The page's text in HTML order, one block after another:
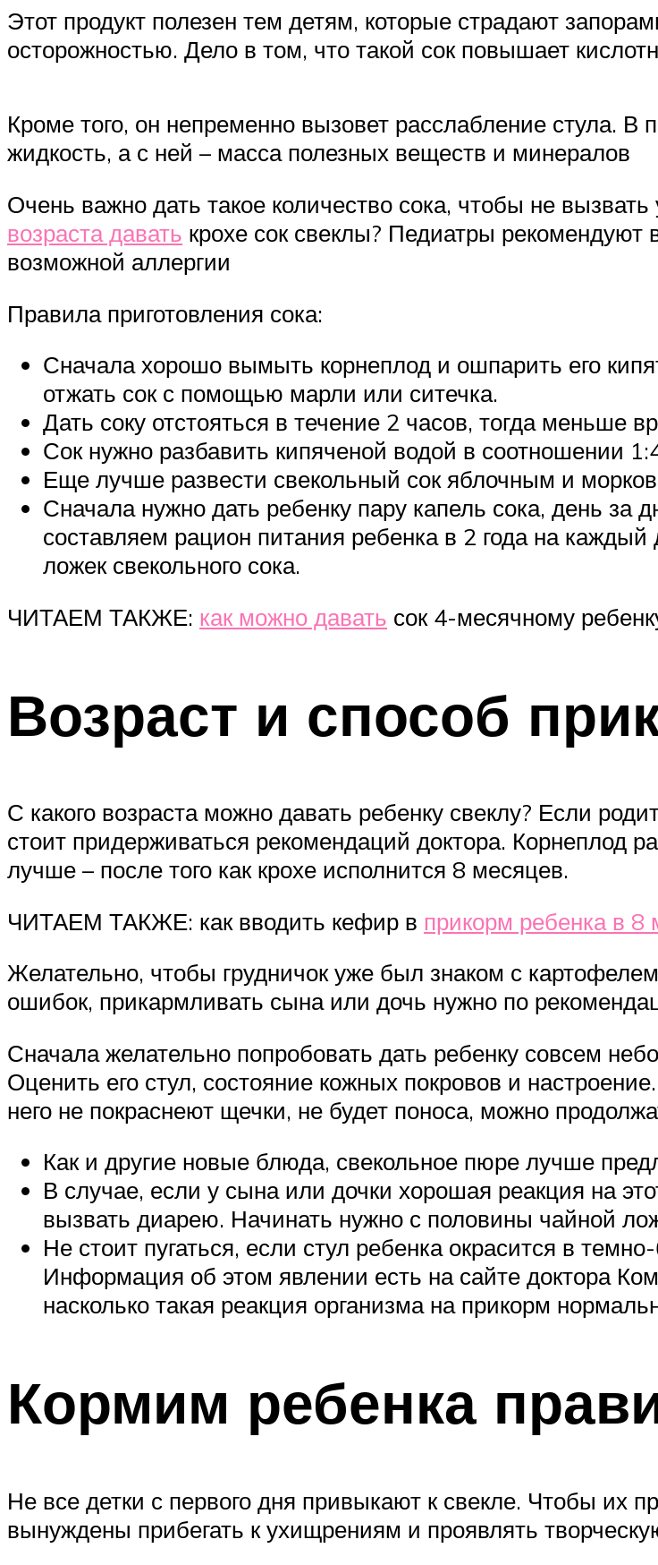
Этот продукт полезен тем детям, которые страдают
осторожностью. Дело в том, что такой сок повышает
Кроме того, он непременно вызовет расслабление стула.
жидкость, а с ней – масса полезных веществ и минералов
Очень важно дать такое количество сока, чтобы не
возраста давать крохе сок свеклы? Педиатры рекомендуют
возможной аллергии
Правила приготовления сока:
Сначала хорошо вымыть корнеплод и ошпарить его
отжать сок с помощью марли или ситечка.
Дать соку отстояться в течение 2 часов, тогда меньше
Сок нужно разбавить кипяченой водой в соотношении
Еще лучше развести свекольный сок яблочным и
Сначала нужно дать ребенку пару капель сока, день за
составляем рацион питания ребенка в 2 года на
ложек свекольного сока.
ЧИТАЕМ ТАКЖЕ: как можно давать сок 4-месячному
Возраст и способ
С какого возраста можно давать ребенку свеклу? Если
стоит придерживаться рекомендаций доктора. Корнеплод
лучше – после того как крохе исполнится 8 месяцев.
ЧИТАЕМ ТАКЖЕ: как вводить кефир в прикорм ребенка в 8
Желательно, чтобы грудничок уже был знаком с
ошибок, прикармливать сына или дочь нужно по
Сначала желательно попробовать дать ребенку совсем
Оценить его стул, состояние кожных покровов и
него не покраснеют щечки, не будет поноса, можно
Как и другие новые блюда, свекольное пюре лучше
В случае, если у сына или дочки хорошая реакция на
вызвать диарею. Начинать нужно с половины чайной
Не стоит пугаться, если стул ребенка окрасится в
Информация об этом явлении есть на сайте доктора
насколько такая реакция организма на прикорм
Кормим ребенка
Не все детки с первого дня привыкают к свекле. Чтобы их
вынуждены прибегать к ухищрениям и проявлять